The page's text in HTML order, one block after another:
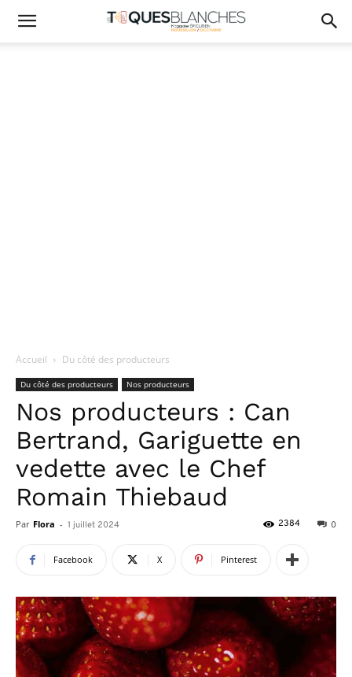
Accueil Du côté des producteurs
Du côté des producteurs Nos producteurs
Nos producteurs : Can
Bertrand, Gariguette en
vedette avec le Chef
Romain Thiebaud
Par Flora - 1 juillet 2024 0
2384
Facebook X Pinterest